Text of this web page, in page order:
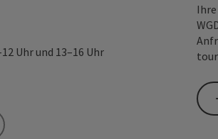
Uhr und 13–16 Uhr